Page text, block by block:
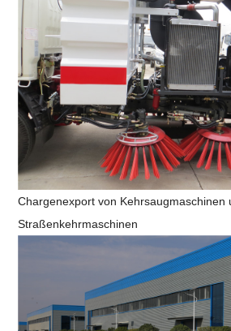
Chargenexport von Kehrsaugmaschinen
Straßenkehrmaschinen